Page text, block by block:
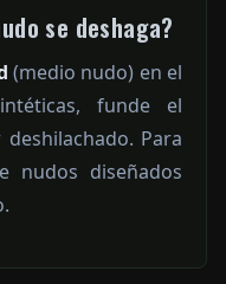
se deshaga?
(medio nudo) en el
funde el
Para
nudos diseñados